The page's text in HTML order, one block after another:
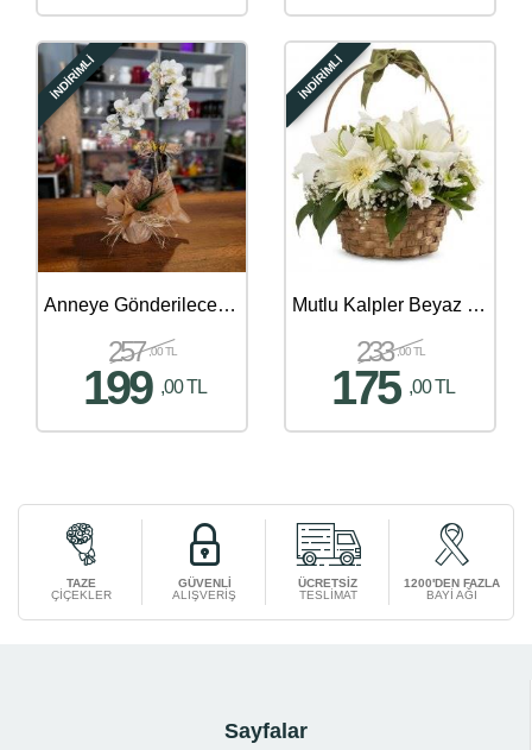
İNDİRİMLİ
Anneye Gönderilecek En Güzel Çiçek Gönder - 228
257 ,00 TL
199 ,00 TL
İNDİRİMLİ
Mutlu Kalpler Beyaz Çiçek Sepeti Aranjmanı
233 ,00 TL
175 ,00 TL
TAZE
ÇİÇEKLER
GÜVENLİ
ALIŞVERİŞ
ÜCRETSİZ
TESLİMAT
1200'DEN FAZLA
BAYİ AĞI
Sayfalar